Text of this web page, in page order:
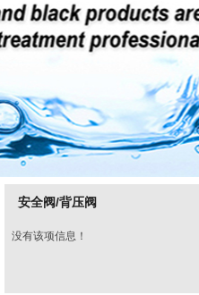
安全阀/背压阀
没有该项信息！